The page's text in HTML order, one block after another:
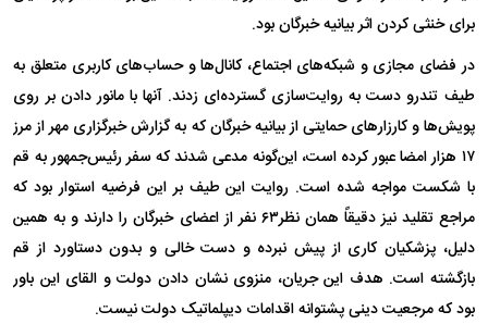
برای خنثی کردن اثر بیانیه خبرگان بود.
در فضای مجازی و شبکه‌های اجتماع، کانال‌ها و حساب‌های کاربری متعلق به
طیف تندرو دست به روایت‌سازی گسترده‌ای زدند. آنها با مانور دادن بر روی
پویش‌ها و کارزار‌های حمایتی از بیانیه خبرگان که به گزارش خبرگزاری مهر از مرز
۱۷ هزار امضا عبور کرده است، این‌گونه مدعی شدند که سفر رئیس‌جمهور به قم
با شکست مواجه شده است. روایت این طیف بر این فرضیه استوار بود که
مراجع تقلید نیز دقیقاً همان نظر۶۳ نفر از اعضای خبرگان را دارند و به همین
دلیل، پزشکیان کاری از پیش نبرده و دست خالی و بدون دستاورد از قم
بازگشته است. هدف این جریان، منزوی نشان دادن دولت و القای این باور
بود که مرجعیت دینی پشتوانه اقدامات دیپلماتیک دولت نیست.